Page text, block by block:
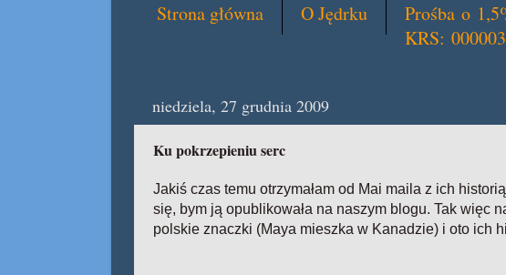
Strona główna O Jędrku
Prośba o
KRS:
niedziela, 27 grudnia 2009
Ku pokrzepieniu serc
Jakiś czas temu otrzymałam od Mai maila z ich
się, bym ją opublikowała na naszym blogu. Tak więc
polskie znaczki (Maya mieszka w Kanadzie) i oto ich